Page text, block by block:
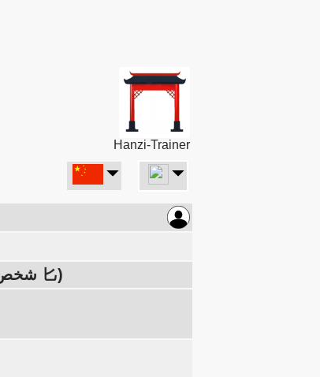
Hanzi-Trainer
اليسار: ماء 氵، اليمين: راهبة 尼 (مؤخرة في منظر جانبي 尸، شخص جالس 匕)